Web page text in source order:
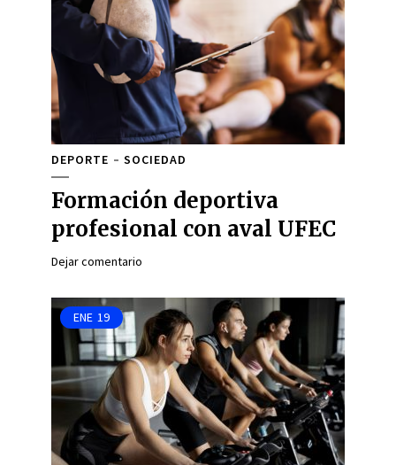
DEPORTE SOCIEDAD
Formación deportiva
profesional con aval UFEC
Dejar comentario
ENE 19